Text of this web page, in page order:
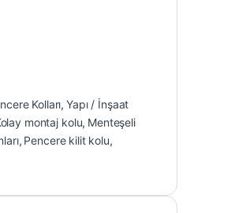
Kolları,Yapı / İnşaat
montaj kolu, Menteşeli
, Pencere kilit kolu,